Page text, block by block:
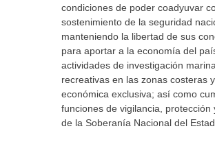
condiciones de poder coadyuvar
sostenimiento de la seguridad
manteniendo la libertad de sus
para aportar a la economía del
actividades de investigación
recreativas en las zonas costeras
económica exclusiva; así como
funciones de vigilancia, protección
de la Soberanía Nacional del